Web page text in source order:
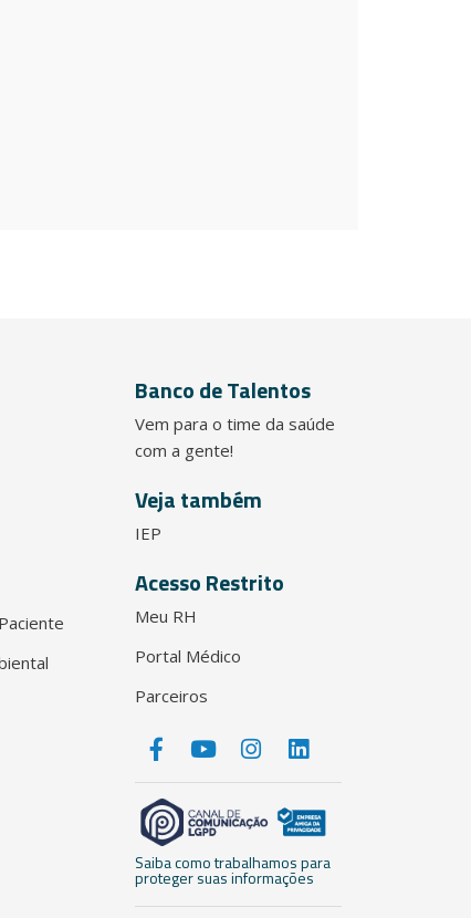
Banco de Talentos
Vem para o time da saúde
com a gente!
Veja também
IEP
Acesso Restrito
Meu RH
Portal Médico
Parceiros
Saiba como trabalhamos para
proteger suas informações